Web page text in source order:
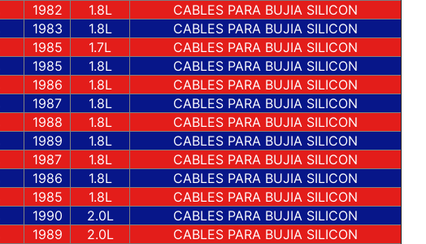
1982 1.8L
CABLES PARA BUJIA SILICON
1983 1.8L
CABLES PARA BUJIA SILICON
1985 1.7L
CABLES PARA BUJIA SILICON
1985 1.8L
CABLES PARA BUJIA SILICON
1986 1.8L
CABLES PARA BUJIA SILICON
1987 1.8L
CABLES PARA BUJIA SILICON
1988 1.8L
CABLES PARA BUJIA SILICON
1989 1.8L
CABLES PARA BUJIA SILICON
1987 1.8L
CABLES PARA BUJIA SILICON
1986 1.8L
CABLES PARA BUJIA SILICON
1985 1.8L
CABLES PARA BUJIA SILICON
1990 2.0L
CABLES PARA BUJIA SILICON
1989 2.0L
CABLES PARA BUJIA SILICON